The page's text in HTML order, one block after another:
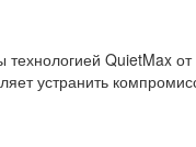
QuietMax
устранить